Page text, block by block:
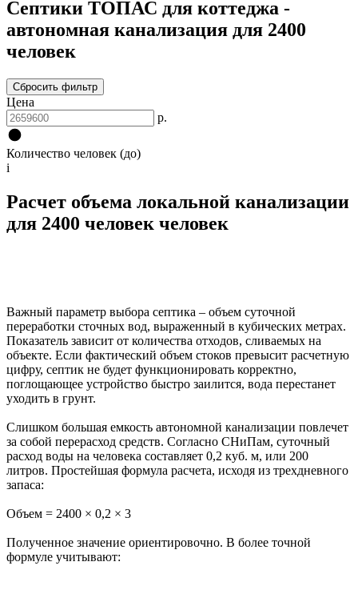
Септики ТОПАС для коттеджа -
автономная канализация для 2400
человек
Сбросить фильтр
Цена
р.
Количество человек (до)
i
Расчет объема локальной канализации
для 2400 человек человек
Важный параметр выбора септика – объем суточной
переработки сточных вод, выраженный в кубических метрах.
Показатель зависит от количества отходов, сливаемых на
объекте. Если фактический объем стоков превысит расчетную
цифру, септик не будет функционировать корректно,
поглощающее устройство быстро заилится, вода перестанет
уходить в грунт.
Слишком большая емкость автономной канализации повлечет
за собой перерасход средств. Согласно СНиПам, суточный
расход воды на человека составляет 0,2 куб. м, или 200
литров. Простейшая формула расчета, исходя из трехдневного
запаса:
Объем = 2400 × 0,2 × 3
Полученное значение ориентировочно. В более точной
формуле учитывают: